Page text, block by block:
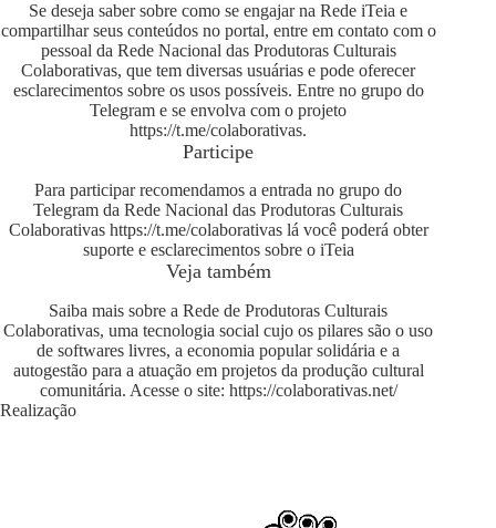
Se deseja saber sobre como se engajar na Rede iTeia e
compartilhar seus conteúdos no portal, entre em contato com o
pessoal da Rede Nacional das Produtoras Culturais
Colaborativas, que tem diversas usuárias e pode oferecer
esclarecimentos sobre os usos possíveis. Entre no grupo do
Telegram e se envolva com o projeto
https://t.me/colaborativas.
Participe
Para participar recomendamos a entrada no grupo do
Telegram da Rede Nacional das Produtoras Culturais
Colaborativas https://t.me/colaborativaslá você poderá obter
suporte e esclarecimentos sobre o iTeia
Veja também
Saiba mais sobre a Rede de Produtoras Culturais
Colaborativas, uma tecnologia social cujo os pilares são o uso
de softwares livres, a economia popular solidária e a
autogestão para a atuação em projetos da produção cultural
comunitária. Acesse o site: https://colaborativas.net/
Realização